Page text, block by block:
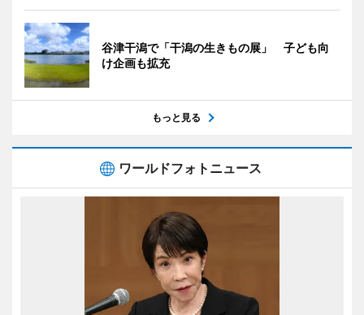
谷津干潟で「干潟の生きもの展」 子ども向
け企画も拡充
もっと見る
ワールドフォトニュース